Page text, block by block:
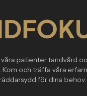
patienter tandvård
Kom och träffa våra
för dina behov.